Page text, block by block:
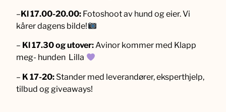
–Kl 17.00-20.00: Fotoshoot av hund og eier. Vi
kårer dagens bilde!
– Kl 17.30 og utover:Avinor kommer med Klapp
meg- hunden Lilla
– K 17-20: Stander med leverandører, eksperthjelp,
tilbud og giveaways!